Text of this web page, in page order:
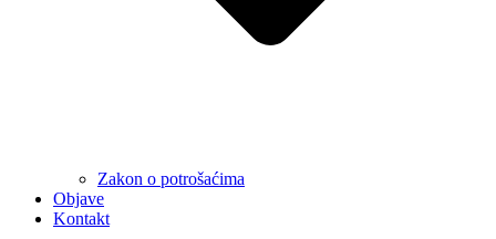
Zakon o potrošaćima
Objave
Kontakt